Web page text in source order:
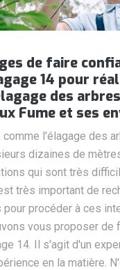
de faire
14 pour
des
Fume et ses
l'élagage des
dizaines de
qui sont très
très important de
procéder à ces
vous proposer de
14. Il s'agit d'un
en la matière.